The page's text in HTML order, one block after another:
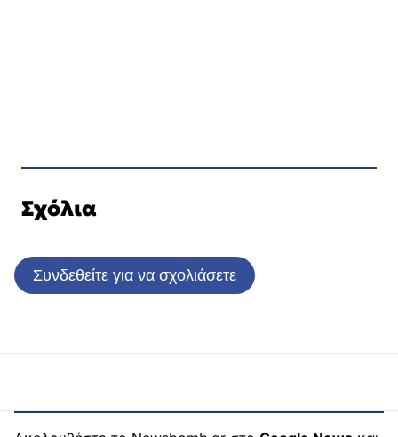
Σχόλια
Συνδεθείτε για να σχολιάσετε